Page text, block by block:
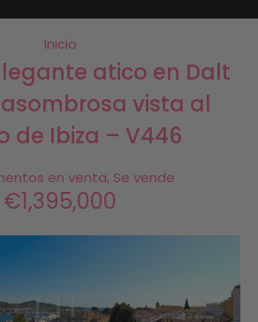
Inicio
atico en Dalt
vista al
de Ibiza – V446
en venta, Se vende
€1,395,000